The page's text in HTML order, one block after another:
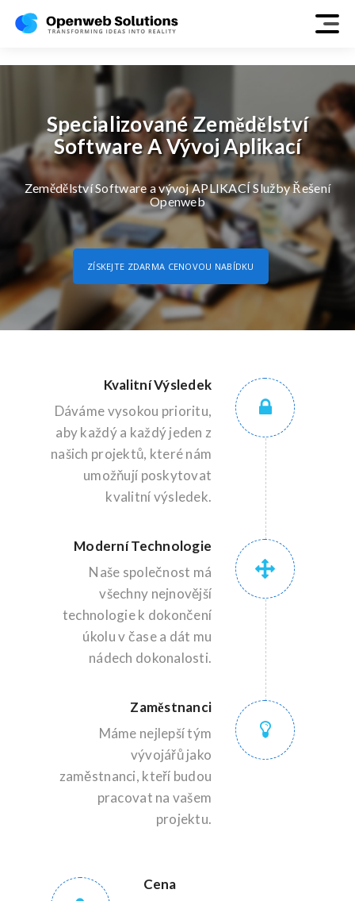
Specializované Zemědělství
Software A Vývoj Aplikací
Zemědělství Software a vývoj APLIKACÍ Služby Řešení
Openweb
ZÍSKEJTE ZDARMA CENOVOU NABÍDKU
Kvalitní Výsledek
Dáváme vysokou prioritu,
aby každý a každý jeden z
našich projektů, které nám
umožňují poskytovat
kvalitní výsledek.
Moderní Technologie
Naše společnost má
všechny nejnovější
technologie k dokončení
úkolu v čase a dát mu
nádech dokonalosti.
Zaměstnanci
Máme nejlepší tým
vývojářů jako
zaměstnanci, kteří budou
pracovat na vašem
projektu.
Cena